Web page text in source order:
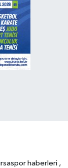
haberleri ,